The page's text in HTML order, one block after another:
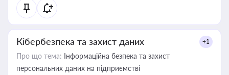
Кібербезпека та захист даних +1
Про що тема: Інформаційна безпека та захист
персональних даних на підприємстві